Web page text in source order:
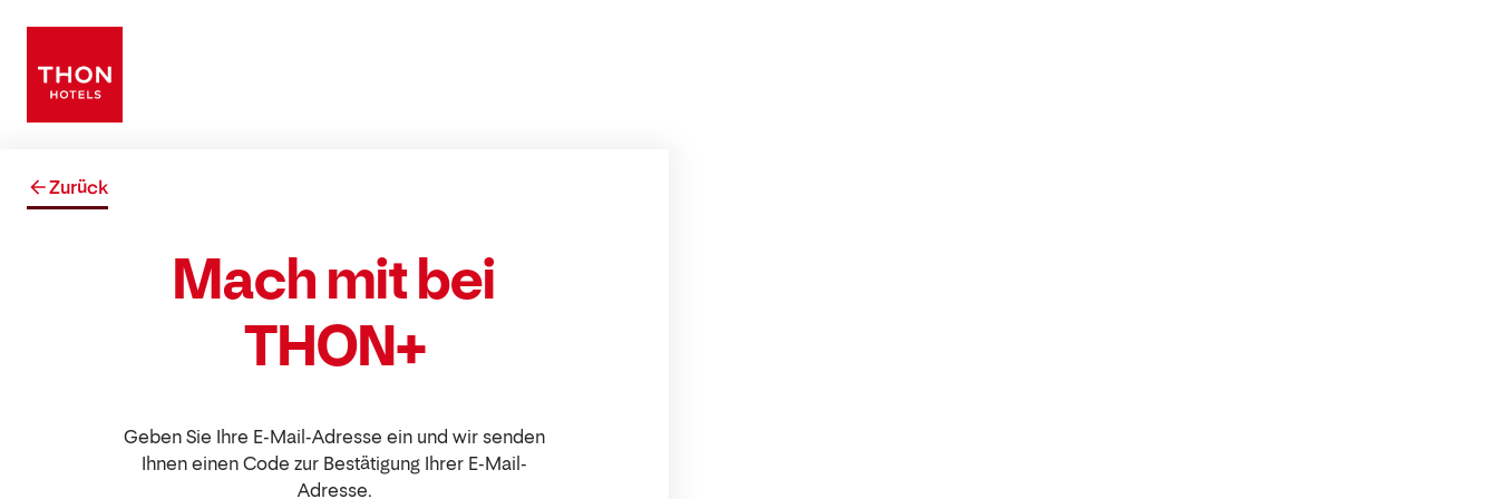
Zurück
Mach mit bei
THON+
Geben Sie Ihre E-Mail-Adresse ein und wir senden
Ihnen einen Code zur Bestätigung Ihrer E-Mail-
Adresse.